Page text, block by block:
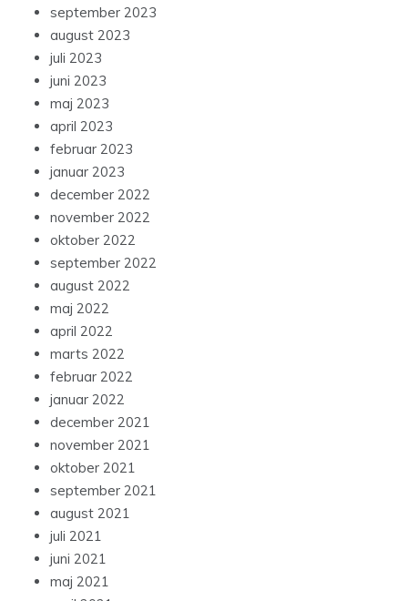
september 2023
august 2023
juli 2023
juni 2023
maj 2023
april 2023
februar 2023
januar 2023
december 2022
november 2022
oktober 2022
september 2022
august 2022
maj 2022
april 2022
marts 2022
februar 2022
januar 2022
december 2021
november 2021
oktober 2021
september 2021
august 2021
juli 2021
juni 2021
maj 2021